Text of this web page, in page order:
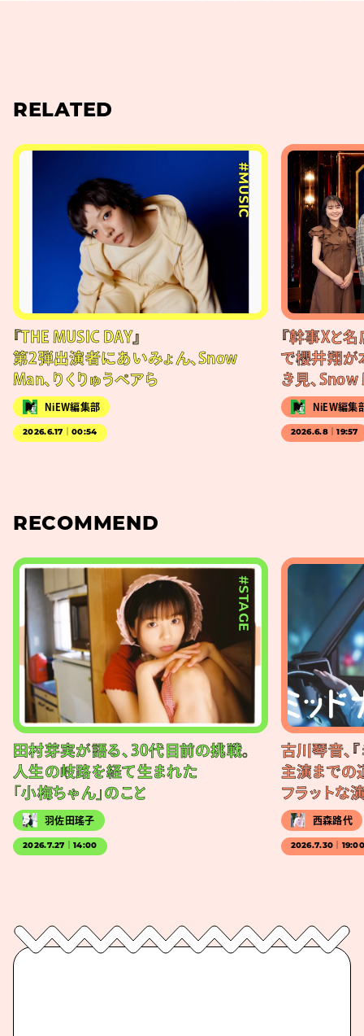
RELATED
#MUSIC
『THE MUSIC DAY』
第2弾出演者にあいみょん、Snow
Man、りくりゅうペアら
NiEW編集部
2026.6.17｜00:54
『幹事Xと名
で櫻井翔が
き見、
NiEW編集
2026.6.8｜19:57
RECOMMEND
#STAGE
田村芽実が語る、30代目前の挑戦。
人生の岐路を経て生まれた
「小梅ちゃん」のこと
羽佐田瑤子
2026.7.27｜14:00
古川琴音、
主演までの
フラットな
西森路代
2026.7.30｜